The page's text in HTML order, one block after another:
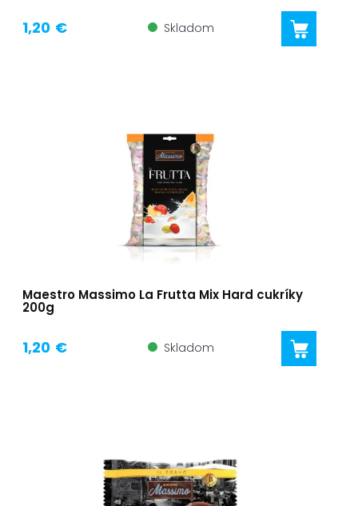
1,20 € Skladom
Maestro Massimo La Frutta Mix Hard cukríky
200g
1,20 € Skladom